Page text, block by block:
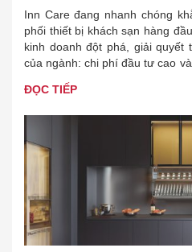
Inn Care đang nhanh chóng
phối thiết bị khách sạn hàng
kinh doanh đột phá, giải quyết
của ngành: chi phí đầu tư cao
ĐỌC TIẾP